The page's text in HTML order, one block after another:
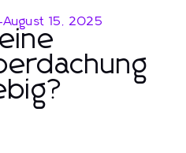
August 15, 2025